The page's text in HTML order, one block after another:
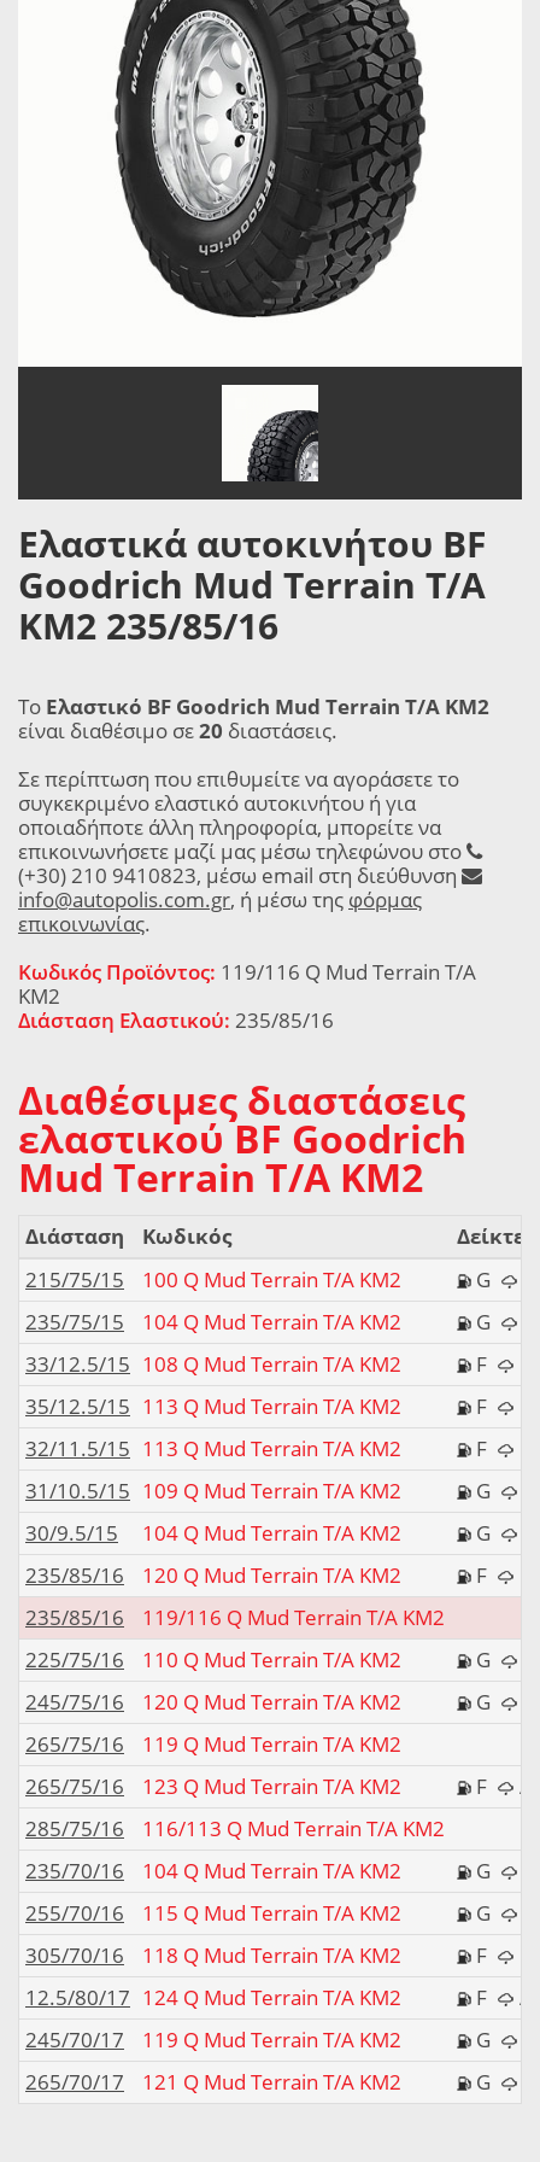
Ελαστικά αυτοκινήτου BF
Goodrich Mud Terrain T/A
KM2 235/85/16
Το Ελαστικό BF Goodrich Mud Terrain T/A KM2
είναι διαθέσιμο σε20 διαστάσεις.
Σε περίπτωση που επιθυμείτε να αγοράσετε το
συγκεκριμένο ελαστικό αυτοκινήτου ή για
οποιαδήποτε άλλη πληροφορία, μπορείτε να
επικοινωνήσετε μαζί μας μέσω τηλεφώνου στο
(+30) 210 9410823, μέσω email στη διεύθυνση
info@autopolis.com.gr, ή μέσω της φόρμας
επικοινωνίας.
Κωδικός Προϊόντος: 119/116 Q Mud Terrain T/A
KM2
Διάσταση Ελαστικού: 235/85/16
Διαθέσιμες διαστάσεις
ελαστικού BF Goodrich
Mud Terrain T/A KM2
Διάσταση Κωδικός
Δείκτες
215/75/15
100 Q Mud Terrain T/A KM2 G
235/75/15
104 Q Mud Terrain T/A KM2 G
33/12.5/15 108 Q Mud Terrain T/A KM2 F
35/12.5/15 113 Q Mud Terrain T/A KM2 F
32/11.5/15 113 Q Mud Terrain T/A KM2 F
31/10.5/15 109 Q Mud Terrain T/A KM2 G
30/9.5/15
104 Q Mud Terrain T/A KM2 G
235/85/16
120 Q Mud Terrain T/A KM2 F
235/85/16
119/116 Q Mud Terrain T/A KM2
225/75/16
110 Q Mud Terrain T/A KM2 G
245/75/16
120 Q Mud Terrain T/A KM2 G
265/75/16
119 Q Mud Terrain T/A KM2
265/75/16
123 Q Mud Terrain T/A KM2 F
285/75/16
116/113 Q Mud Terrain T/A KM2
235/70/16
104 Q Mud Terrain T/A KM2 G
255/70/16
115 Q Mud Terrain T/A KM2 G
305/70/16
118 Q Mud Terrain T/A KM2 F
12.5/80/17 124 Q Mud Terrain T/A KM2 F
245/70/17
119 Q Mud Terrain T/A KM2 G
265/70/17
121 Q Mud Terrain T/A KM2 G